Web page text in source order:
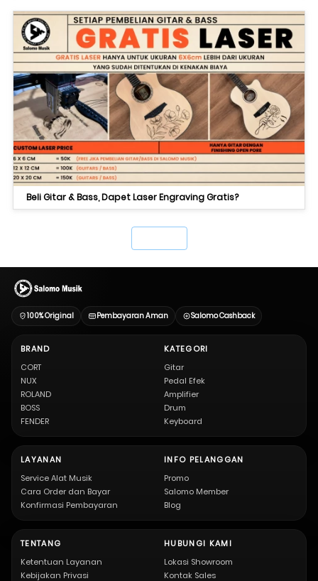
Beli Gitar & Bass, Dapet Laser Engraving Gratis?
100% Original Pembayaran Aman Salomo Cashback
BRAND
CORT
NUX
ROLAND
BOSS
FENDER
KATEGORI
Gitar
Pedal Efek
Amplifier
Drum
Keyboard
LAYANAN
Service Alat Musik
Cara Order dan Bayar
Konfirmasi Pembayaran
INFO PELANGGAN
Promo
Salomo Member
Blog
TENTANG
Ketentuan Layanan
Kebijakan Privasi
HUBUNGI KAMI
Lokasi Showroom
Kontak Sales